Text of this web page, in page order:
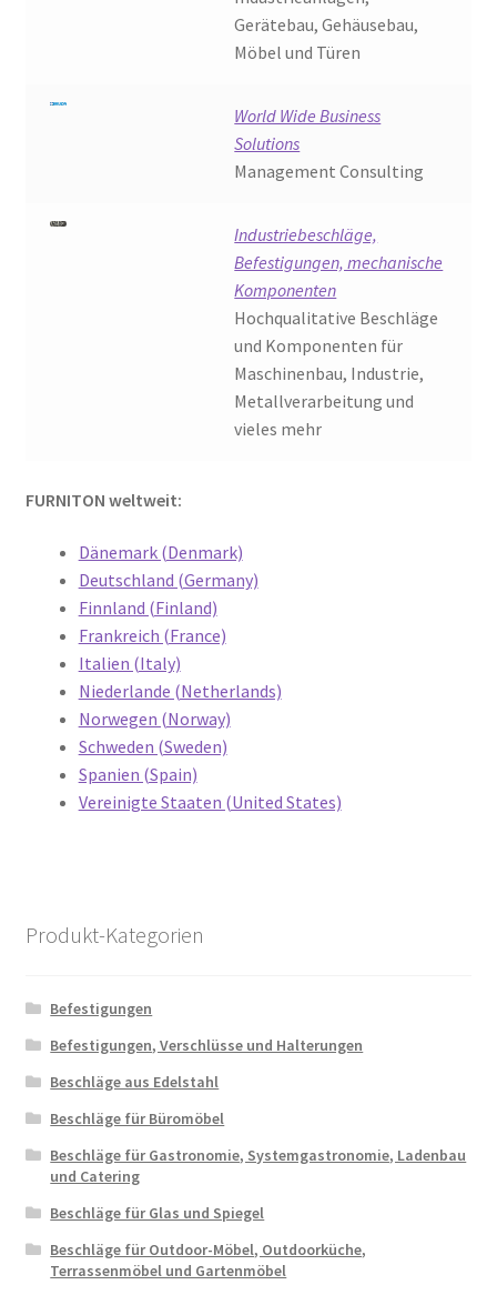
Gerätebau, Gehäusebau,
Möbel und Türen
World Wide Business
Solutions
Management Consulting
Industriebeschläge,
Befestigungen, mechanische
Komponenten
Hochqualitative Beschläge
und Komponenten für
Maschinenbau, Industrie,
Metallverarbeitung und
vieles mehr
FURNITON weltweit:
Dänemark (Denmark)
Deutschland (Germany)
Finnland (Finland)
Frankreich (France)
Italien (Italy)
Niederlande (Netherlands)
Norwegen (Norway)
Schweden (Sweden)
Spanien (Spain)
Vereinigte Staaten (United States)
Produkt-Kategorien
Befestigungen
Befestigungen, Verschlüsse und Halterungen
Beschläge aus Edelstahl
Beschläge für Büromöbel
Beschläge für Gastronomie, Systemgastronomie, Ladenbau
und Catering
Beschläge für Glas und Spiegel
Beschläge für Outdoor-Möbel, Outdoorküche,
Terrassenmöbel und Gartenmöbel